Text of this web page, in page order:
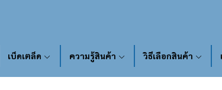
เบ็ดเตล็ด ความรู้สินค้า วิธีเลือกสินค้า